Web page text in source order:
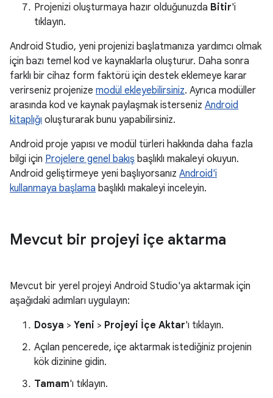
Projenizi oluşturmaya hazır olduğunuzda Bitir'i
tıklayın.
Android Studio, yeni projenizi başlatmanıza yardımcı olmak
için bazı temel kod ve kaynaklarla oluşturur. Daha sonra
farklı bir cihaz form faktörü için destek eklemeye karar
verirseniz projenize modül ekleyebilirsiniz. Ayrıca modüller
arasında kod ve kaynak paylaşmak isterseniz Android
kitaplığı oluşturarak bunu yapabilirsiniz.
Android proje yapısı ve modül türleri hakkında daha fazla
bilgi için Projelere genel bakış başlıklı makaleyi okuyun.
Android geliştirmeye yeni başlıyorsanız Android'i
kullanmaya başlama başlıklı makaleyi inceleyin.
Mevcut bir projeyi içe aktarma
Mevcut bir yerel projeyi Android Studio'ya aktarmak için
aşağıdaki adımları uygulayın:
Dosya > Yeni > Projeyi İçe Aktar'ı tıklayın.
Açılan pencerede, içe aktarmak istediğiniz projenin
kök dizinine gidin.
Tamam'ı tıklayın.